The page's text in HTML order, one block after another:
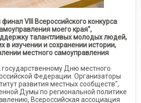
VIII Всероссийского конкурса
моего края",
талантливых молодых людей,
в изучении и сохранении истории,
местного самоуправления
государственному Дню местного
Федерации. Организаторы
развития местных сообществ",
Думы по региональной политике
Всероссийская ассоциация